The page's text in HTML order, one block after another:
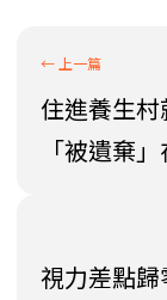
住進養生
「被遺棄
視力差點